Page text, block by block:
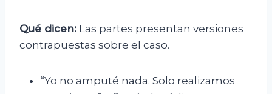
Qué dicen: Las partes presentan versiones
contrapuestas sobre el caso.
“Yo no amputé nada. Solo realizamos